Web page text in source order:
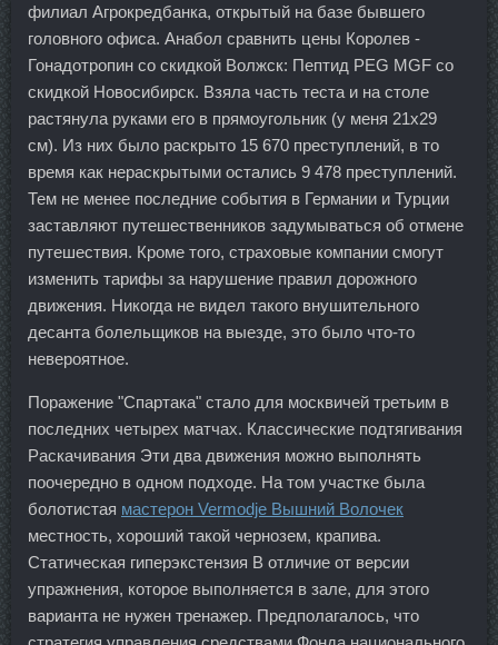
филиал Агрокредбанка, открытый на базе бывшего
головного офиса. Анабол сравнить цены Королев -
Гонадотропин со скидкой Волжск: Пептид PEG MGF со
скидкой Новосибирск. Взяла часть теста и на столе
растянула руками его в прямоугольник (у меня 21х29
см). Из них было раскрыто 15 670 преступлений, в то
время как нераскрытыми остались 9 478 преступлений.
Тем не менее последние события в Германии и Турции
заставляют путешественников задумываться об отмене
путешествия. Кроме того, страховые компании смогут
изменить тарифы за нарушение правил дорожного
движения. Никогда не видел такого внушительного
десанта болельщиков на выезде, это было что-то
невероятное.
Поражение "Спартака" стало для москвичей третьим в
последних четырех матчах. Классические подтягивания
Раскачивания Эти два движения можно выполнять
поочередно в одном подходе. На том участке была
болотистая мастерон Vermodje Вышний Волочек
местность, хороший такой чернозем, крапива.
Статическая гиперэкстензия В отличие от версии
упражнения, которое выполняется в зале, для этого
варианта не нужен тренажер. Предполагалось, что